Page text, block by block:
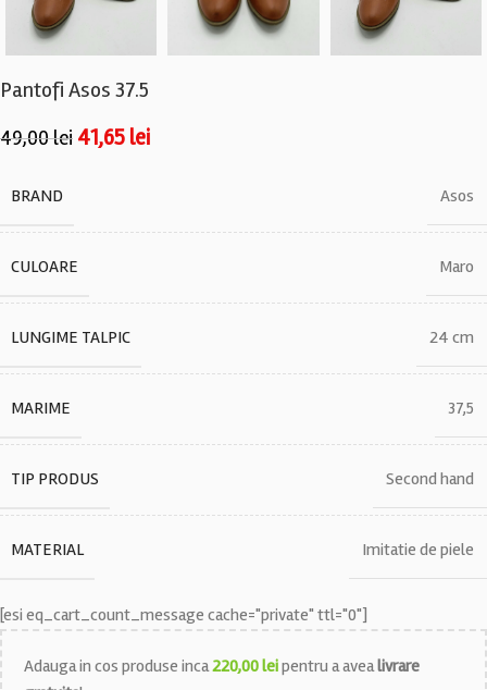
Pantofi Asos 37.5
49,00lei 41,65 lei
BRAND Asos
CULOARE Maro
LUNGIME TALPIC 24 cm
MARIME 37,5
TIP PRODUS Second hand
MATERIAL Imitatie de piele
[esi eq_cart_count_message cache="private" ttl="0"]
Adauga in cos produse inca220,00leipentru a avealivrare